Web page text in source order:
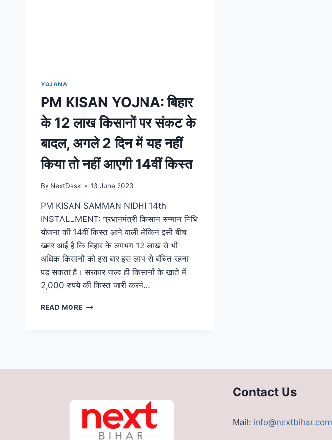
YOJANA
PM KISAN YOJNA: बिहार
के 12 लाख किसानों पर संकट के
बादल, अगले 2 दिन में यह नहीं
किया तो नहीं आएगी 14वीं किस्‍त
By NextDesk 13 June 2023
PM KISAN SAMMAN NIDHI 14th
INSTALLMENT: प्रधानमंत्री किसान सम्मान निधि
योजना की 14वीं किस्त आने वाली लेकिन इसी बीच
खबर आई है कि बिहार के लगभग 12 लाख से भी
अधिक किसानों को इस बार इस लाभ से बंचित रहना
पड़ सकता है। सरकार जल्द ही किसानों के खाते में
2,000 रुपये की किस्त जारी करने…
READ MORE PM
लाख
के
बादल,
अगले
Contact Us
Mail: info@nextbihar.com